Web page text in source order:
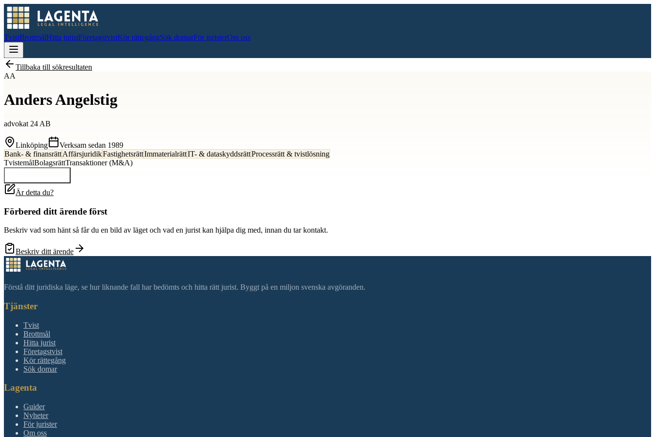
TvistBrottmålHitta juristFöretagstvistKör rättegångSök domarFör juristerOm oss
Tillbaka till sökresultaten
AA
Anders Angelstig
advokat 24 AB
Linköping Verksam sedan 1989
Bank- & finansrättAffärsjuridikFastighetsrättImmaterialrättIT- & dataskyddsrättProcessrätt & tvistlösning
TvistemålBolagsrättTransaktioner (M&A)
Är detta du?
Förbered ditt ärende först
Beskriv vad som hänt så får du en bild av läget och vad en jurist kan hjälpa dig med, innan du tar kontakt.
Beskriv ditt ärende
Förstå ditt juridiska läge, se hur liknande fall har bedömts och hitta rätt jurist. Byggt på en miljon svenska avgöranden.
Tjänster
Tvist
Brottmål
Hitta jurist
Företagstvist
Kör rättegång
Sök domar
Lagenta
Guider
Nyheter
För jurister
Om oss